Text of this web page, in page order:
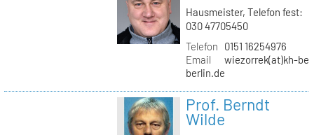
Hausmeister, Telefon fest:
030 47705450
Telefon
0151 16254976
Email
wiezorrek(at)kh-
berlin.de
Prof. Berndt
Wilde